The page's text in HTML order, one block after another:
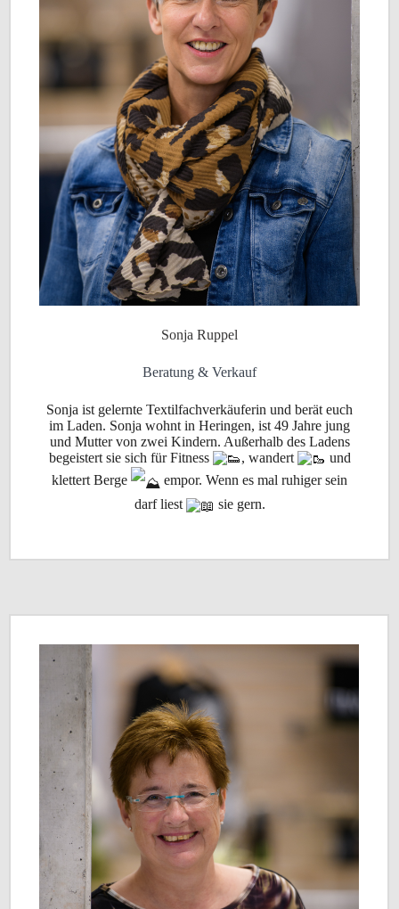
Sonja Ruppel
Beratung & Verkauf
Sonja ist gelernte Textilfachverkäuferin und berät euch
im Laden. Sonja wohnt in Heringen, ist 49 Jahre jung
und Mutter von zwei Kindern. Außerhalb des Ladens
begeistert sie sich für Fitness
, wandert
und
klettert Berge
empor. Wenn es mal ruhiger sein
darf liest
sie gern.